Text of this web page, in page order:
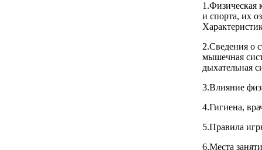
1.Физическая
и спорта, их
2.Сведения о
мышечная
дыхательная
3.Влияние
4.Гигиена,
5.Правила
6.Места